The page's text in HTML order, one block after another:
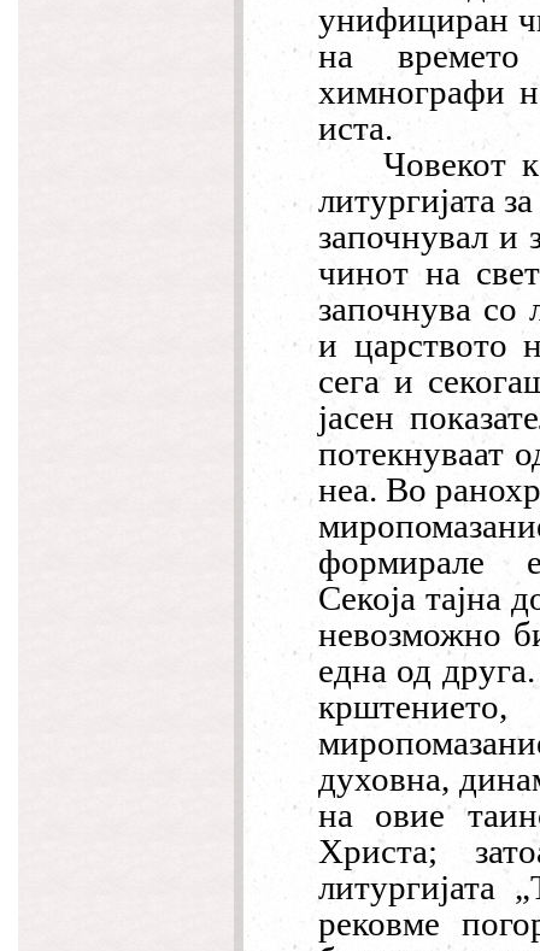
унифициран
на
химнографи
иста.
Човекот
литургијата
започнувал и
чинот на св
започнува со
и царството
сега и
јасен
потекнуваат
неа.Во
формирале
Секоја тајна
невозможно
една од
крштението,
духовна,
на овие
Христа;
литургијата „
рековме